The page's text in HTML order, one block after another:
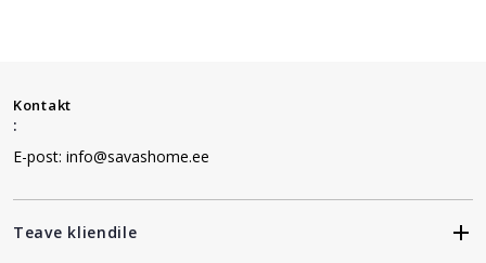
Kontakt
:
E-post: info@savashome.ee
Teave kliendile